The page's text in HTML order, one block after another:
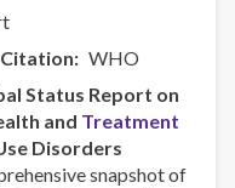
WHO
Status Report on
and Treatment
Disorders
snapshot of